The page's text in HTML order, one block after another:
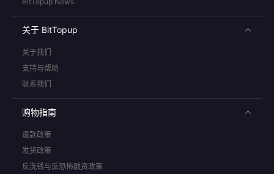
关于 BitTopup
关于我们
支持与帮助
联系我们
购物指南
退款政策
发货政策
反洗钱与反恐怖融资政策